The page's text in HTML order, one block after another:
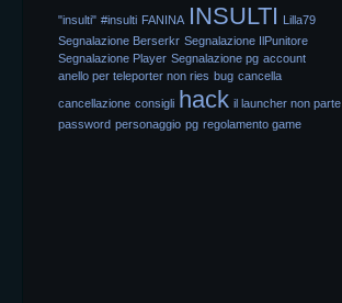
"insulti" #insulti FANINA INSULTI Lilla79
Segnalazione Berserkr Segnalazione IlPunitore
Segnalazione Player Segnalazione pg account
anello per teleporter non ries bug cancella
cancellazione consigli hack
il launcher non parte
password personaggio pg regolamento game